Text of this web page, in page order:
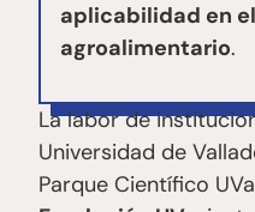
aplicabilidad en
agroalimentario.
La labor de
Universidad de
Parque Científico